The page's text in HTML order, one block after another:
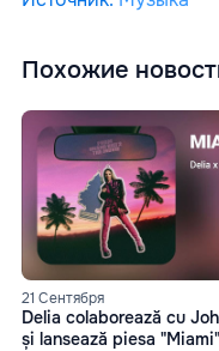
Похожие
21 Сентября
Delia colaborează cu
și lansează piesa "Miami"